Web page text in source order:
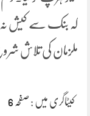
کہ بنک سے کیش
ملزمان کی تلاش
کیٹاگری میں : صفحہ 6